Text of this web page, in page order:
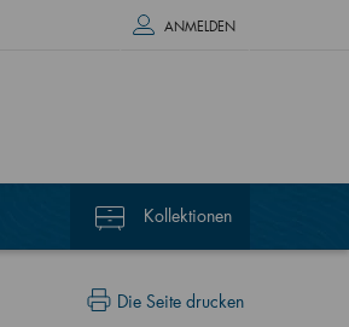
ANMELDEN
Kollektionen
Die Seite drucken